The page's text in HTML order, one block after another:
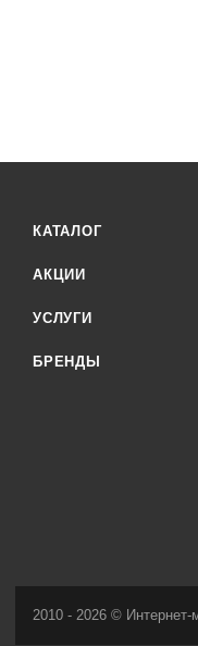
КАТАЛОГ
АКЦИИ
УСЛУГИ
БРЕНДЫ
2010 - 2026 © Интернет-